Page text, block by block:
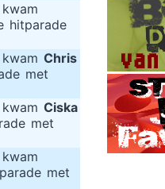
hitparade
Chris
met
Ciska
met
met